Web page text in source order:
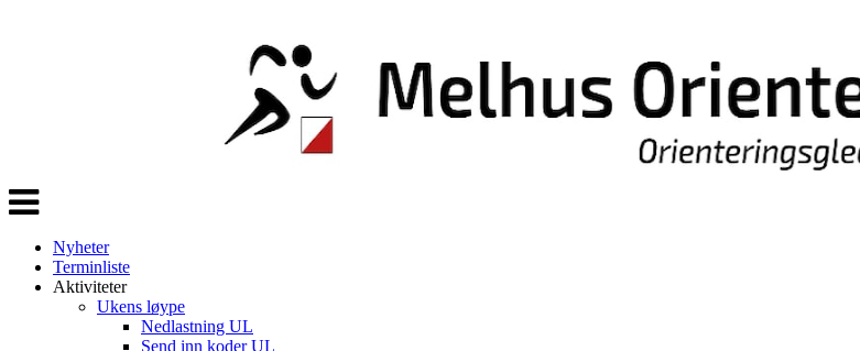
Veksle
navigasjon
Nyheter
Terminliste
Aktiviteter
Ukens løype
Nedlastning UL
Send inn koder UL